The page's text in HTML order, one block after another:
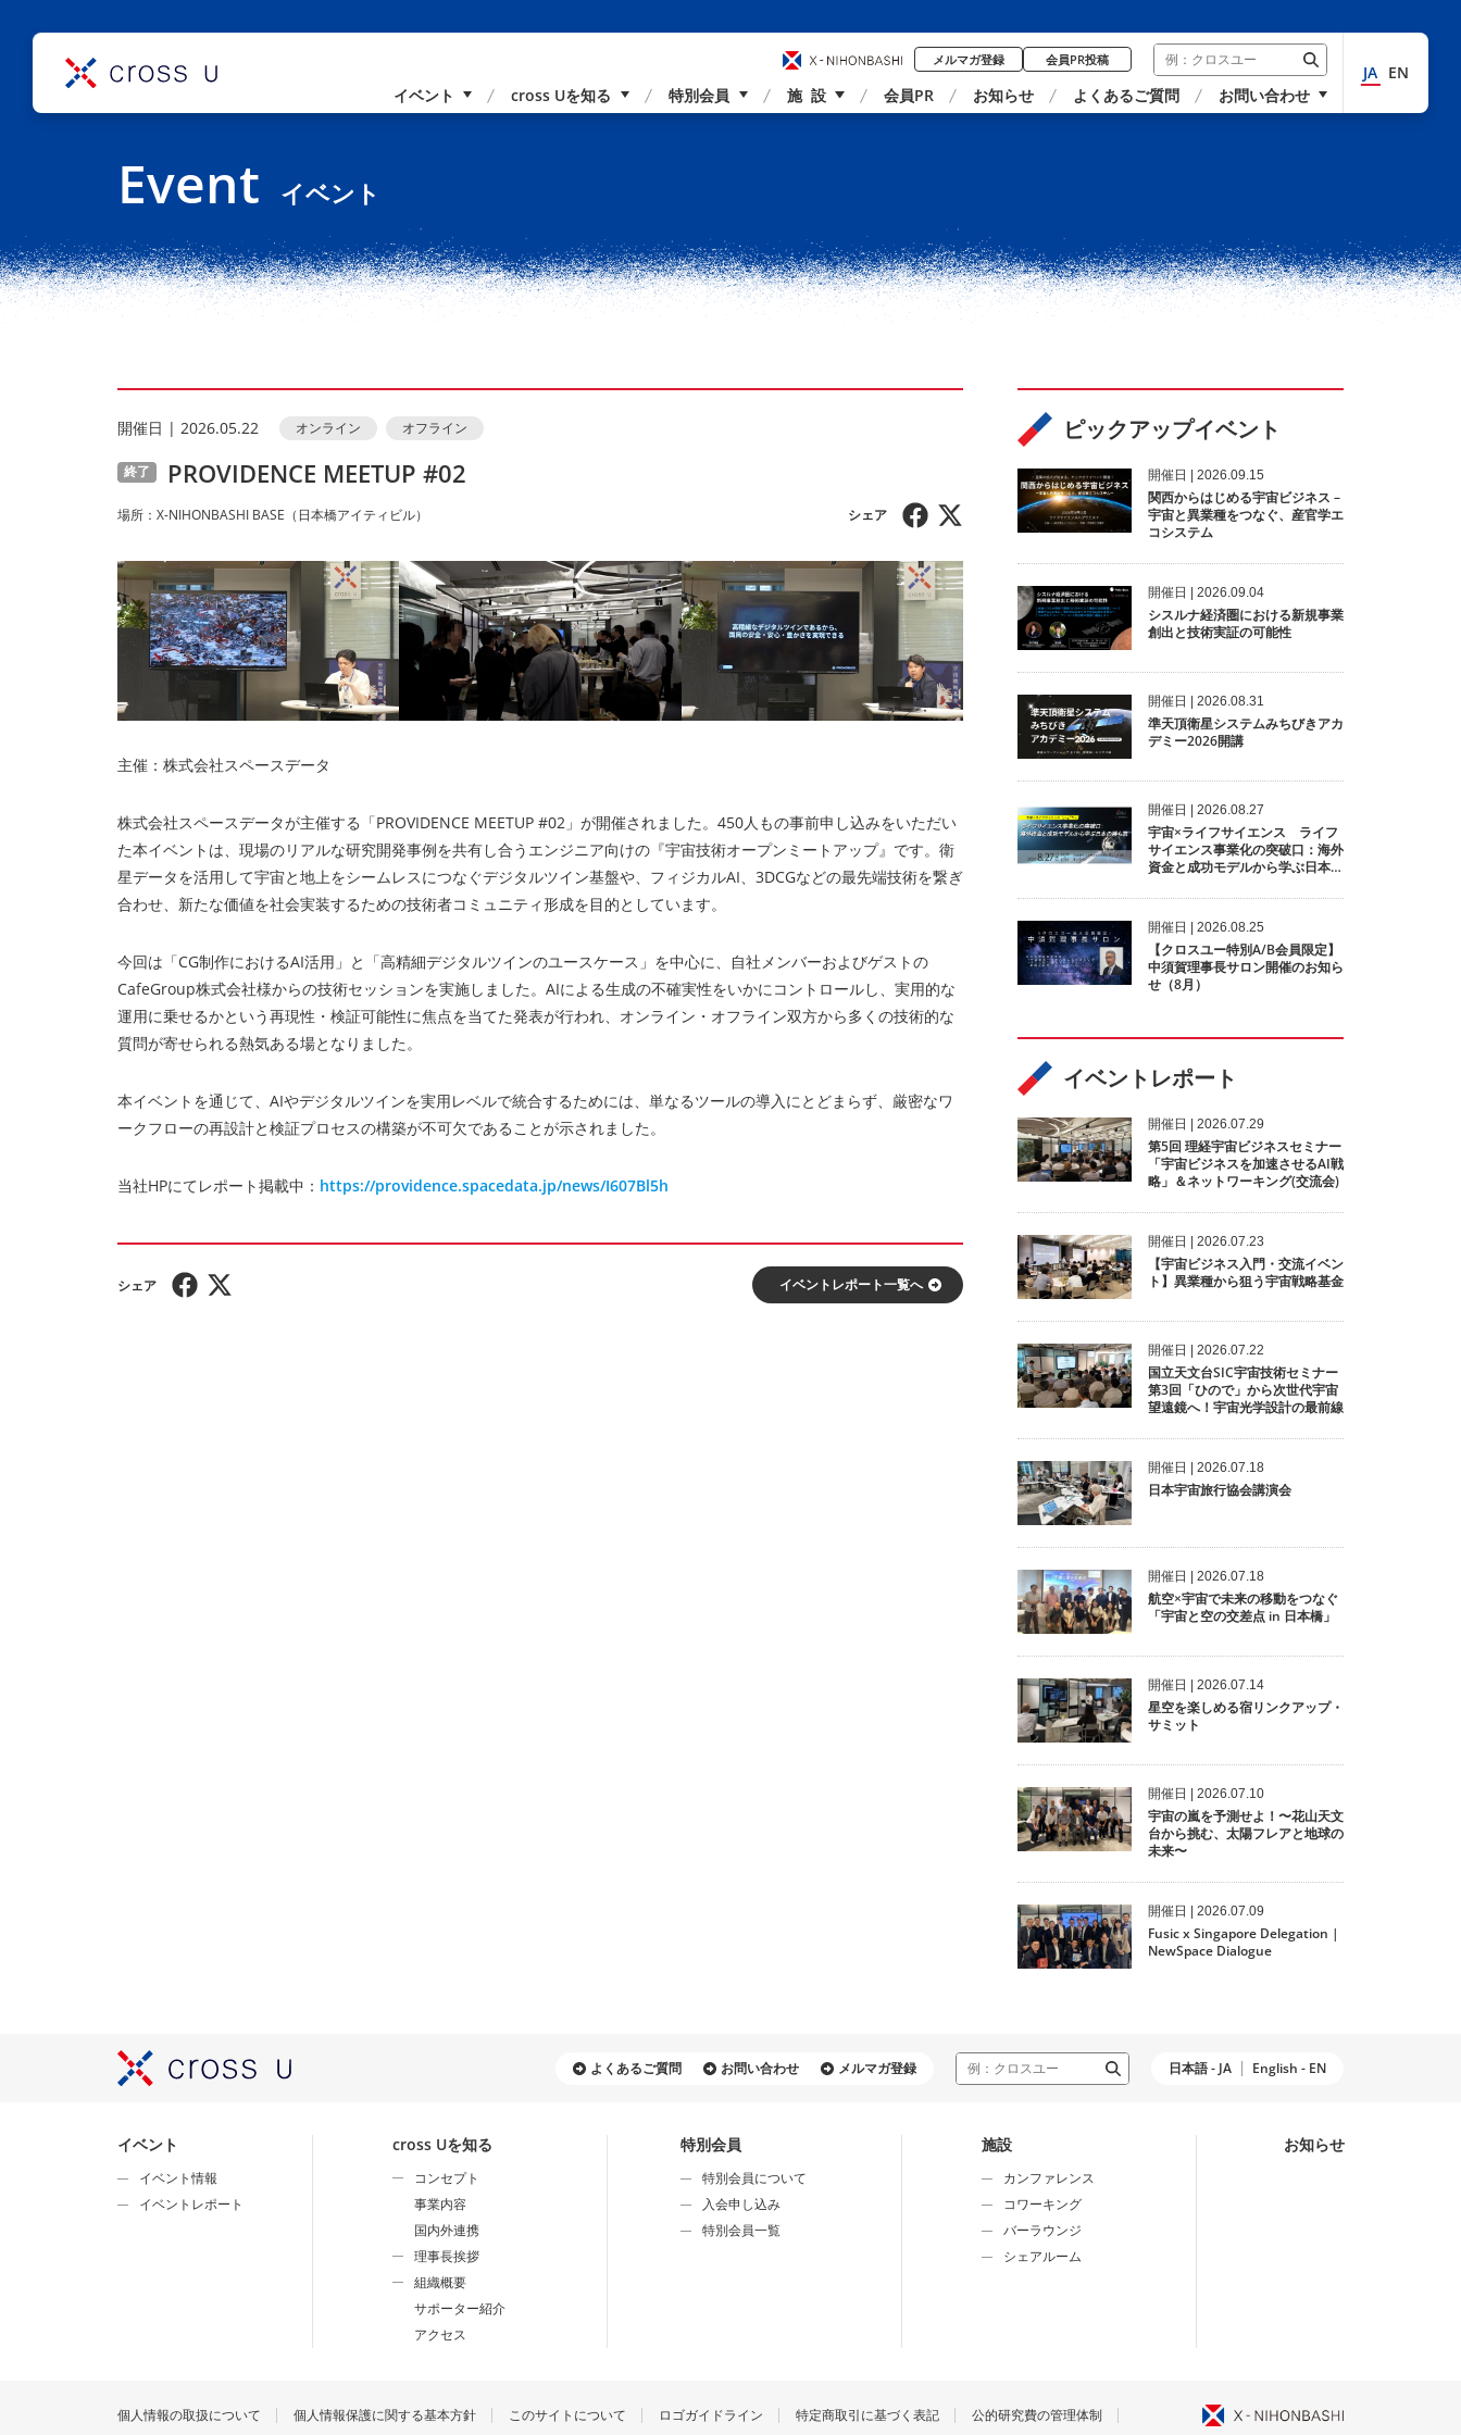
メルマガ登録 会員PR投稿
イベント
cross Uを知る
特別会員 施 設 会員PR お知らせ よくあるご質問 お問い合わせ
JA EN
Event イベント
開催⽇ | 2026.05.22 オンライン オフライン
終了 PROVIDENCE MEETUP #02
場所：X-NIHONBASHI BASE（⽇本橋アイティビル）
主催：株式会社スペースデータ
株式会社スペースデータが主催する「PROVIDENCE MEETUP #02」が開催されました。450人もの事前申し込みをいただい
た本イベントは、現場のリアルな研究開発事例を共有し合うエンジニア向けの『宇宙技術オープンミートアップ』です。衛
星データを活用して宇宙と地上をシームレスにつなぐデジタルツイン基盤や、フィジカルAI、3DCGなどの最先端技術を繋ぎ
合わせ、新たな価値を社会実装するための技術者コミュニティ形成を目的としています。
今回は「CG制作におけるAI活用」と「高精細デジタルツインのユースケース」を中心に、自社メンバーおよびゲストの
CafeGroup株式会社様からの技術セッションを実施しました。AIによる生成の不確実性をいかにコントロールし、実用的な
運用に乗せるかという再現性・検証可能性に焦点を当てた発表が行われ、オンライン・オフライン双方から多くの技術的な
質問が寄せられる熱気ある場となりました。
本イベントを通じて、AIやデジタルツインを実用レベルで統合するためには、単なるツールの導入にとどまらず、厳密なワ
ークフローの再設計と検証プロセスの構築が不可欠であることが示されました。
当社HPにてレポート掲載中： https://providence.spacedata.jp/news/I607Bl5h
イベントレポート⼀覧へ
ピックアップイベント
開催⽇ | 2026.09.15
関西からはじめる宇宙ビジネス –
宇宙と異業種をつなぐ、産官学エ
コシステム
開催⽇ | 2026.09.04
シスルナ経済圏における新規事業
創出と技術実証の可能性
開催⽇ | 2026.08.31
準天頂衛星システムみちびきアカ
デミー2026開講
開催⽇ | 2026.08.27
宇宙×ライフサイエンス ライフ
サイエンス事業化の突破口：海外
資金と成功モデルから学ぶ日本の
開催⽇ | 2026.08.25
【クロスユー特別A/B会員限定】
中須賀理事長サロン開催のお知ら
せ（8月）
イベントレポート
開催⽇ | 2026.07.29
第5回 理経宇宙ビジネスセミナー
「宇宙ビジネスを加速させるAI戦
略」＆ネットワーキング(交流会)
開催⽇ | 2026.07.23
【宇宙ビジネス入門・交流イベン
ト】異業種から狙う宇宙戦略基金
開催⽇ | 2026.07.22
国立天文台SIC宇宙技術セミナー
第3回「ひので」から次世代宇宙
望遠鏡へ！宇宙光学設計の最前線
開催⽇ | 2026.07.18
日本宇宙旅行協会講演会
開催⽇ | 2026.07.18
航空×宇宙で未来の移動をつなぐ
「宇宙と空の交差点 in 日本橋」
開催⽇ | 2026.07.14
星空を楽しめる宿リンクアップ・
サミット
開催⽇ | 2026.07.10
宇宙の嵐を予測せよ！〜花山天文
台から挑む、太陽フレアと地球の
未来〜
開催⽇ | 2026.07.09
Fusic x Singapore Delegation |
NewSpace Dialogue
よくあるご質問 お問い合わせ メルマガ登録 日本語 - JA English - EN
イベント
イベント情報
イベントレポート
cross Uを知る
コンセプト
事業内容
国内外連携
理事長挨拶
組織概要
サポーター紹介
アクセス
特別会員
特別会員について
⼊会申し込み
特別会員⼀覧
施設
カンファレンス
コワーキング
バーラウンジ
シェアルーム
お知らせ
個人情報の取扱について 個人情報保護に関する基本方針 このサイトについて ロゴガイドライン 特定商取引に基づく表記 公的研究費の管理体制